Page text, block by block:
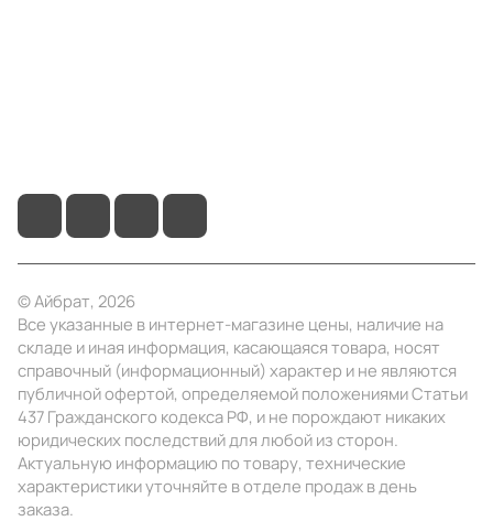
© Айбрат, 2026
Все указанные в интернет-магазине цены, наличие на
складе и иная информация, касающаяся товара, носят
справочный (информационный) характер и не являются
публичной офертой, определяемой положениями Статьи
437 Гражданского кодекса РФ, и не порождают никаких
юридических последствий для любой из сторон.
Актуальную информацию по товару, технические
характеристики уточняйте в отделе продаж в день
заказа.